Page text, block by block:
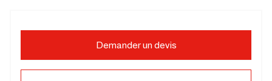
Demander un devis